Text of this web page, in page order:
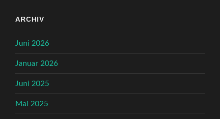
ARCHIV
Juni 2026
Januar 2026
Juni 2025
Mai 2025